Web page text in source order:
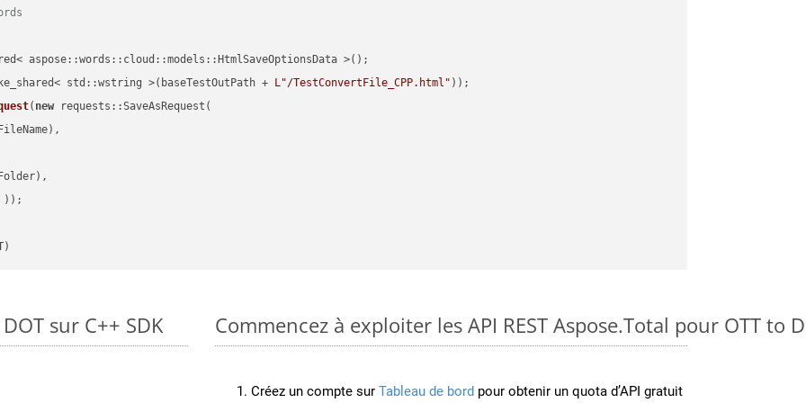
aspose::words::cloud::models::HtmlSaveOptionsData >();
std::wstring >(baseTestOutPath +
L"/TestConvertFile_CPP.html"
( new requests::SaveAsRequest(
sur C++ SDK Commencez à exploiter les API REST Aspose.Total pour OTT to
Créez un compte sur Tableau de bord pour obtenir un quota d’API gratuit